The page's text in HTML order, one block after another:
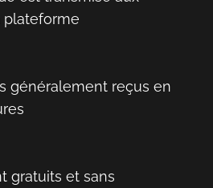
plateforme
généralement reçus en
gratuits et sans